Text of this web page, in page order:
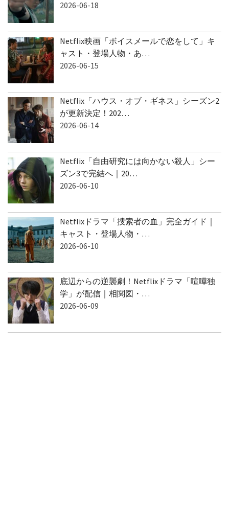
2026-06-18
Netflix映画「ボイスメールで恋をして」キ
ャスト・登場人物・あ…
2026-06-15
Netflix「ハウス・オブ・ギネス」シーズン2
が更新決定！202…
2026-06-14
Netflix「自由研究には向かない殺人」シー
ズン3で完結へ｜20…
2026-06-10
Netflixドラマ「捜索者の血」完全ガイド｜
キャスト・登場人物・…
2026-06-10
底辺からの逆襲劇！Netflixドラマ「喧嘩独
学」が配信｜相関図・…
2026-06-09